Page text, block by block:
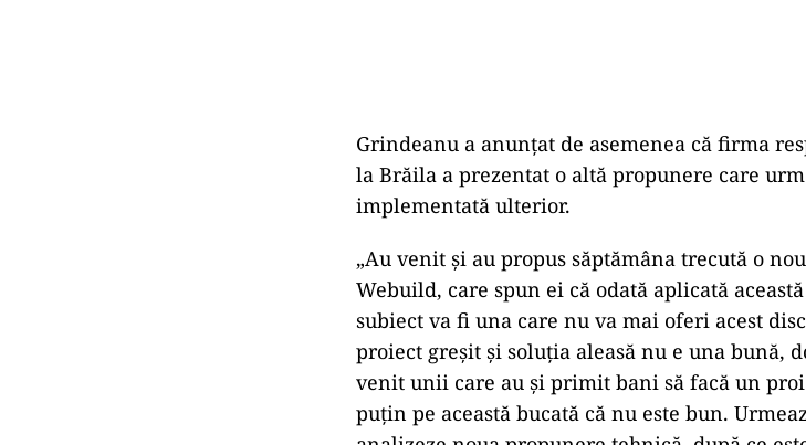
Grindeanu a anunțat de asemenea că firma
la Brăila a prezentat o altă propunere care
implementată ulterior.
„Au venit și au propus săptămâna trecută o
Webuild, care spun ei că odată aplicată
subiect va fi una care nu va mai oferi acest
proiect greșit și soluția aleasă nu e una bună,
venit unii care au și primit bani să facă un
puțin pe această bucată că nu este bun.